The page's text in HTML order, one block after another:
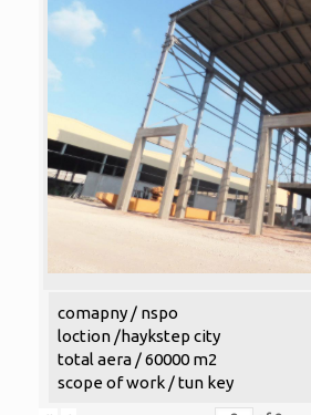
comapny / nspo
loction /haykstep city
total aera / 60000 m2
scope of work / tun key